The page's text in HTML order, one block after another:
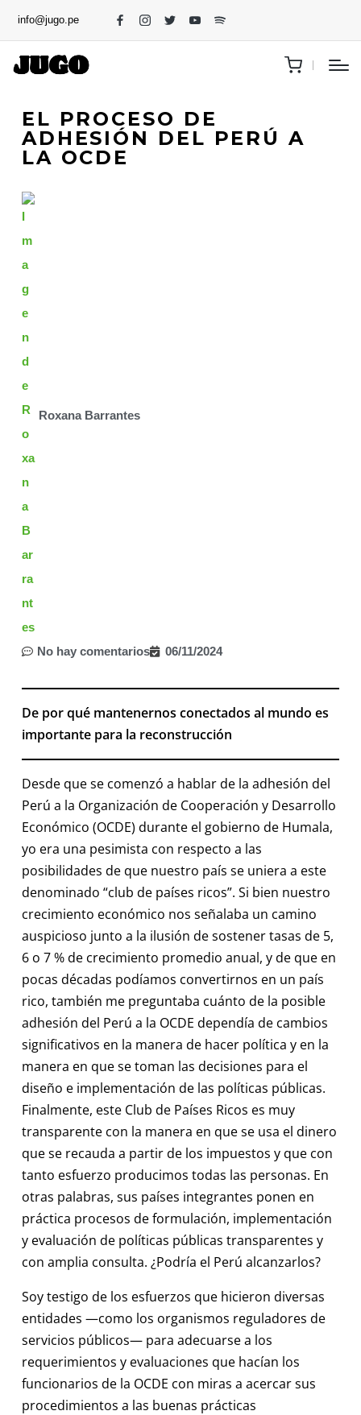
info@jugo.pe
EL PROCESO DE
ADHESIÓN DEL PERÚ A
LA OCDE
Roxana Barrantes
No hay comentarios 06/11/2024
De por qué mantenernos conectados al mundo es
importante para la reconstrucción
Desde que se comenzó a hablar de la adhesión del
Perú a la Organización de Cooperación y Desarrollo
Económico (OCDE) durante el gobierno de Humala,
yo era una pesimista con respecto a las
posibilidades de que nuestro país se uniera a este
denominado “club de países ricos”. Si bien nuestro
crecimiento económico nos señalaba un camino
auspicioso junto a la ilusión de sostener tasas de 5,
6 o 7 % de crecimiento promedio anual, y de que en
pocas décadas podíamos convertirnos en un país
rico, también me preguntaba cuánto de la posible
adhesión del Perú a la OCDE dependía de cambios
significativos en la manera de hacer política y en la
manera en que se toman las decisiones para el
diseño e implementación de las políticas públicas.
Finalmente, este Club de Países Ricos es muy
transparente con la manera en que se usa el dinero
que se recauda a partir de los impuestos y que con
tanto esfuerzo producimos todas las personas. En
otras palabras, sus países integrantes ponen en
práctica procesos de formulación, implementación
y evaluación de políticas públicas transparentes y
con amplia consulta. ¿Podría el Perú alcanzarlos?
Soy testigo de los esfuerzos que hicieron diversas
entidades —como los organismos reguladores de
servicios públicos— para adecuarse a los
requerimientos y evaluaciones que hacían los
funcionarios de la OCDE con miras a acercar sus
procedimientos a las buenas prácticas